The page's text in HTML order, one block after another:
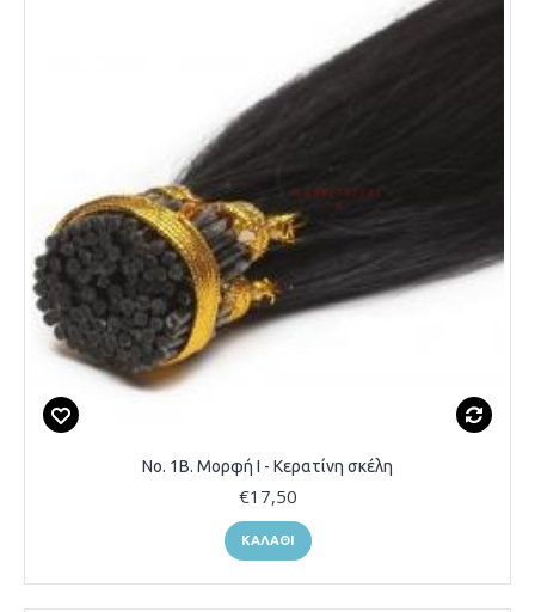
Νο. 1B. Μορφή Ι - Κερατίνη σκέλη
€17,50
ΚΑΛΆΘΙ